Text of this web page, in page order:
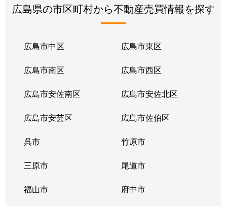
広島県の市区町村から不動産売買情報を探す
広島市中区 広島市東区
広島市南区 広島市西区
広島市安佐南区 広島市安佐北区
広島市安芸区 広島市佐伯区
呉市 竹原市
三原市 尾道市
福山市 府中市